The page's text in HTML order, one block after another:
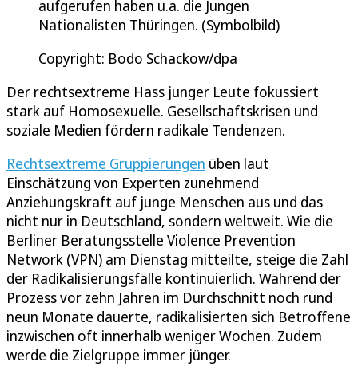
aufgerufen haben u.a. die Jungen
Nationalisten Thüringen. (Symbolbild)
Copyright: Bodo Schackow/dpa
Der rechtsextreme Hass junger Leute fokussiert
stark auf Homosexuelle. Gesellschaftskrisen und
soziale Medien fördern radikale Tendenzen.
Rechtsextreme Gruppierungen üben laut
Einschätzung von Experten zunehmend
Anziehungskraft auf junge Menschen aus und das
nicht nur in Deutschland, sondern weltweit. Wie die
Berliner Beratungsstelle Violence Prevention
Network (VPN) am Dienstag mitteilte, steige die Zahl
der Radikalisierungsfälle kontinuierlich. Während der
Prozess vor zehn Jahren im Durchschnitt noch rund
neun Monate dauerte, radikalisierten sich Betroffene
inzwischen oft innerhalb weniger Wochen. Zudem
werde die Zielgruppe immer jünger.